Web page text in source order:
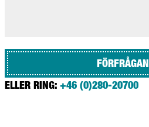
FÖRFRÅGAN
ELLER RING: +46 (0)280-20700